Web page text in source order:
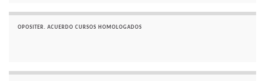
OPOSITER. ACUERDO CURSOS HOMOLOGADOS